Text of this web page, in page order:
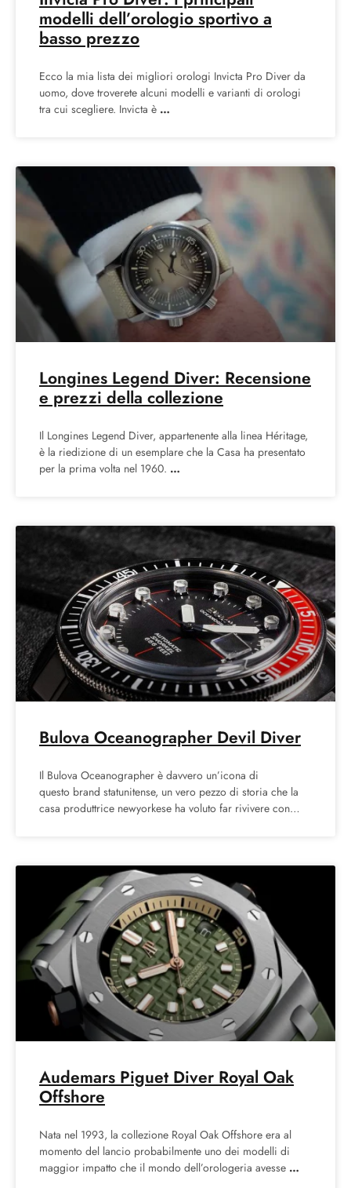
modelli dell’orologio sportivo a
basso prezzo
Ecco la mia lista dei migliori orologi Invicta Pro Diver da
uomo, dove troverete alcuni modelli e varianti di orologi
tra cui scegliere. Invicta è
Longines Legend Diver: Recensione
e prezzi della collezione
Il Longines Legend Diver, appartenente alla linea Héritage,
è la riedizione di un esemplare che la Casa ha presentato
per la prima volta nel 1960.
Bulova Oceanographer Devil Diver
Il Bulova Oceanographer è davvero un’icona di
questo brand statunitense, un vero pezzo di storia che la
casa produttrice newyorkese ha voluto far rivivere con
Audemars Piguet Diver Royal Oak
Offshore
Nata nel 1993, la collezione Royal Oak Offshore era al
momento del lancio probabilmente uno dei modelli di
maggior impatto che il mondo dell’orologeria avesse